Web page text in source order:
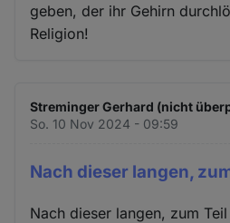
geben, der ihr Gehirn
Religion!
Streminger Gerhard (nicht
So. 10 Nov 2024 - 09:59
Nach dieser langen,
Nach dieser langen, zum